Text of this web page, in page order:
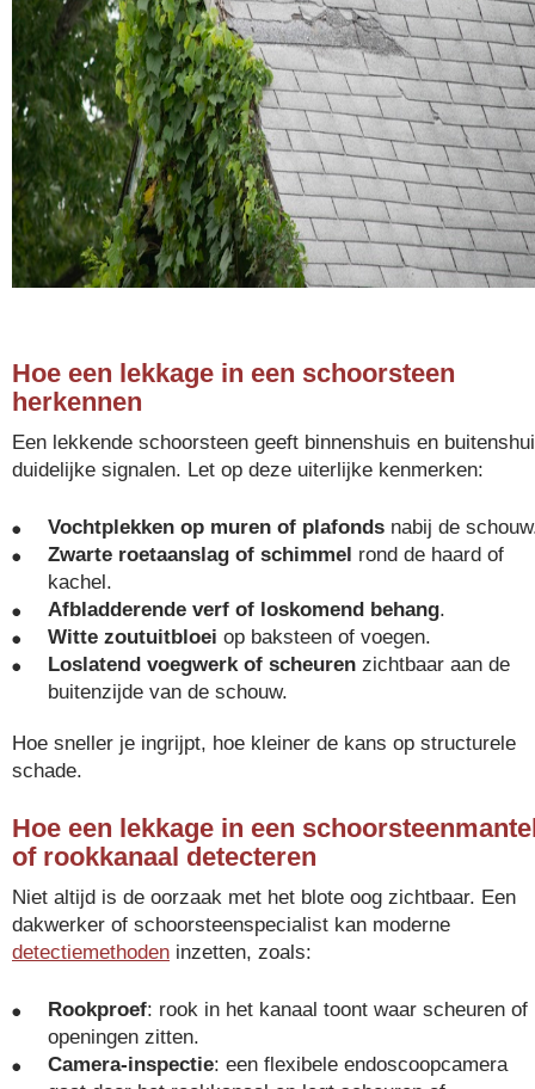
Hoe een lekkage in een schoorsteen
herkennen
Een lekkende schoorsteen geeft binnenshuis en
duidelijke signalen. Let op deze uiterlijke kenmerken:
Vochtplekken op muren of plafonds nabij de
Zwarte roetaanslag of schimmel rond de haard of
kachel.
Afbladderende verf of loskomend behang.
Witte zoutuitbloei op baksteen of voegen.
Loslatend voegwerk of scheuren zichtbaar aan de
buitenzijde van de schouw.
Hoe sneller je ingrijpt, hoe kleiner de kans op structurele
schade.
Hoe een lekkage in een
of rookkanaal detecteren
Niet altijd is de oorzaak met het blote oog zichtbaar. Een
dakwerker of schoorsteenspecialist kan moderne
detectiemethoden inzetten, zoals:
Rookproef: rook in het kanaal toont waar scheuren of
openingen zitten.
Camera-inspectie: een flexibele endoscoopcamera